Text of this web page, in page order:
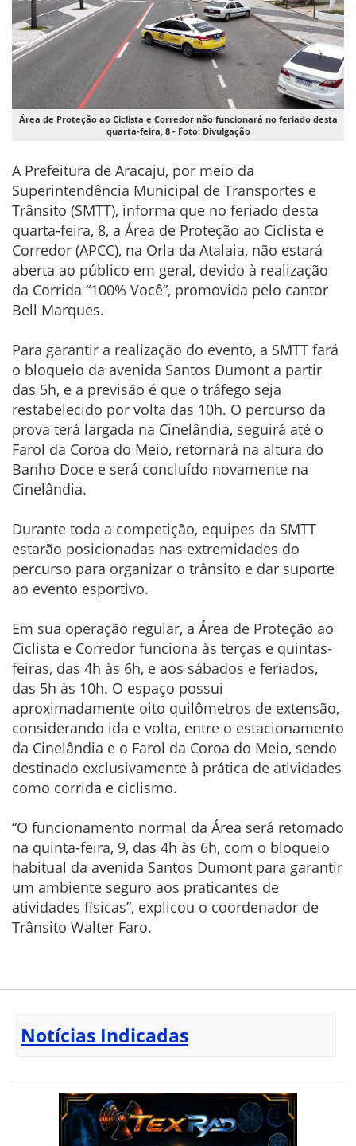
Área de Proteção ao Ciclista e Corredor não funcionará no feriado desta
quarta-feira, 8 - Foto: Divulgação
A Prefeitura de Aracaju, por meio da
Superintendência Municipal de Transportes e
Trânsito (SMTT), informa que no feriado desta
quarta-feira, 8, a Área de Proteção ao Ciclista e
Corredor (APCC), na Orla da Atalaia, não estará
aberta ao público em geral, devido à realização
da Corrida “100% Você”, promovida pelo cantor
Bell Marques.
Para garantir a realização do evento, a SMTT fará
o bloqueio da avenida Santos Dumont a partir
das 5h, e a previsão é que o tráfego seja
restabelecido por volta das 10h. O percurso da
prova terá largada na Cinelândia, seguirá até o
Farol da Coroa do Meio, retornará na altura do
Banho Doce e será concluído novamente na
Cinelândia.
Durante toda a competição, equipes da SMTT
estarão posicionadas nas extremidades do
percurso para organizar o trânsito e dar suporte
ao evento esportivo.
Em sua operação regular, a Área de Proteção ao
Ciclista e Corredor funciona às terças e quintas-
feiras, das 4h às 6h, e aos sábados e feriados,
das 5h às 10h. O espaço possui
aproximadamente oito quilômetros de extensão,
considerando ida e volta, entre o estacionamento
da Cinelândia e o Farol da Coroa do Meio, sendo
destinado exclusivamente à prática de atividades
como corrida e ciclismo.
“O funcionamento normal da Área será retomado
na quinta-feira, 9, das 4h às 6h, com o bloqueio
habitual da avenida Santos Dumont para garantir
um ambiente seguro aos praticantes de
atividades físicas”, explicou o coordenador de
Trânsito Walter Faro.
Notícias Indicadas